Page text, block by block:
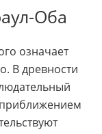
Оба
означает
В древности
приближением